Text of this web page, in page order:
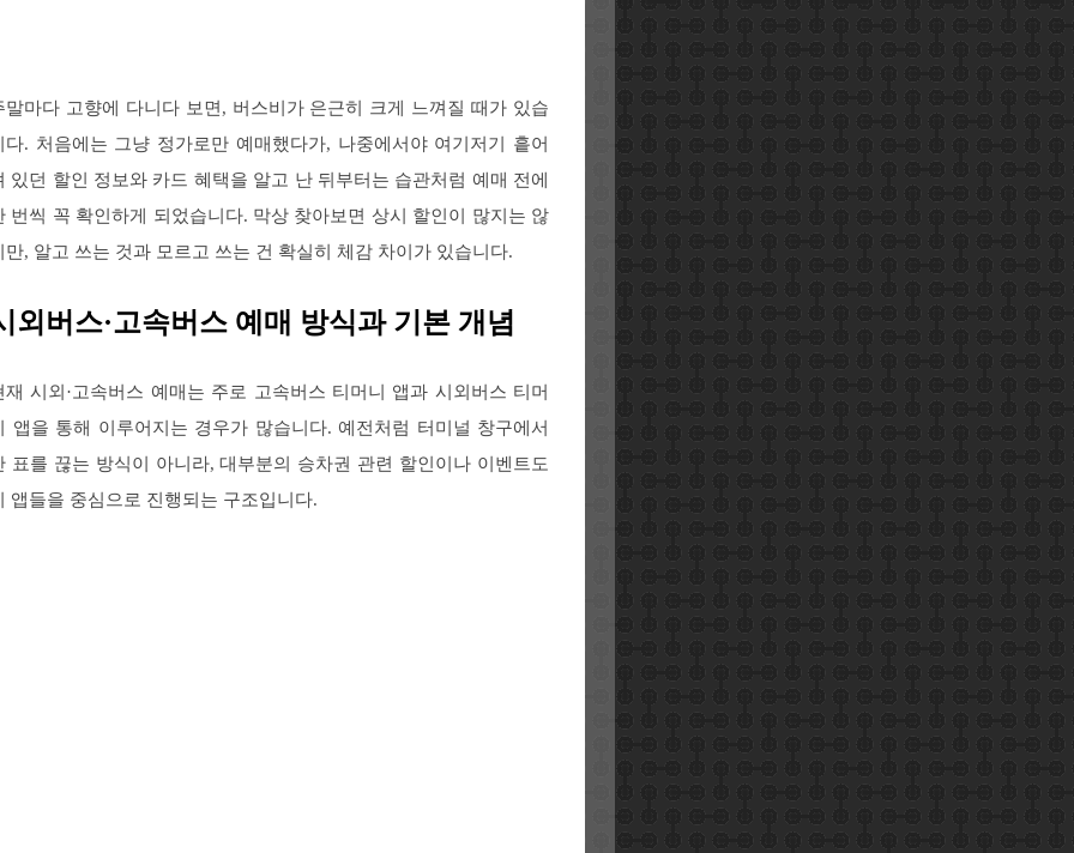
말마다 고향에 다니다 보면, 버스비가 은근히 크게 느껴질 때가 있습
다. 처음에는 그냥 정가로만 예매했다가, 나중에서야 여기저기 흩어
있던 할인 정보와 카드 혜택을 알고 난 뒤부터는 습관처럼 예매 전에
번씩 꼭 확인하게 되었습니다. 막상 찾아보면 상시 할인이 많지는 않
만, 알고 쓰는 것과 모르고 쓰는 건 확실히 체감 차이가 있습니다.
외버스·고속버스 예매 방식과 기본 개념
재 시외·고속버스 예매는 주로 고속버스 티머니 앱과 시외버스 티머
앱을 통해 이루어지는 경우가 많습니다. 예전처럼 터미널 창구에서
표를 끊는 방식이 아니라, 대부분의 승차권 관련 할인이나 이벤트도
앱들을 중심으로 진행되는 구조입니다.